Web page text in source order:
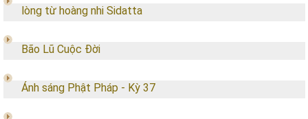
lòng từ hoàng nhi Sidatta
Bão Lũ Cuộc Đời
Ánh sáng Phật Pháp - Kỳ 37